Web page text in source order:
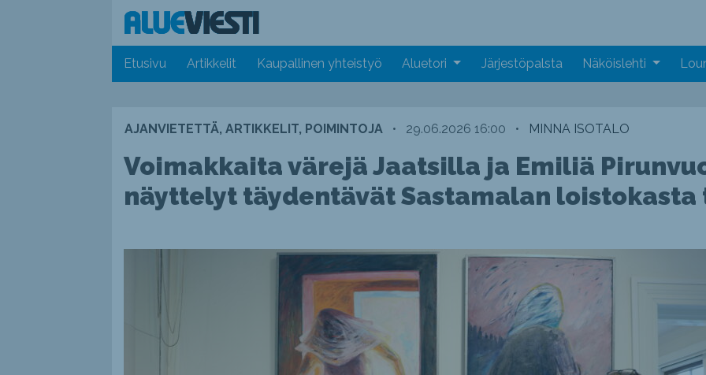
Etusivu Artikkelit Kaupallinen yhteistyö Aluetori Järjestöpalsta Näköislehti
AJANVIETETTÄ, ARTIKKELIT, POIMINTOJA • 29.06.2026 16:00 • MINNA ISOTALO
Voimakkaita värejä Jaatsilla ja Emiliä
näyttelyt täydentävät Sastamalan loistokasta